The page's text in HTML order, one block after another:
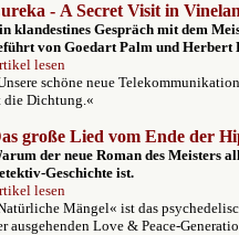
- A Secret Visit in
klandestines Gespräch mit dem
von Goedart Palm und Herbert
lesen
schöne neue
die Dichtung.«
große Lied vom Ende der
arum der neue Roman des Meisters
Geschichte ist.
lesen
Mängel« ist das
ausgehenden Love & Peace-